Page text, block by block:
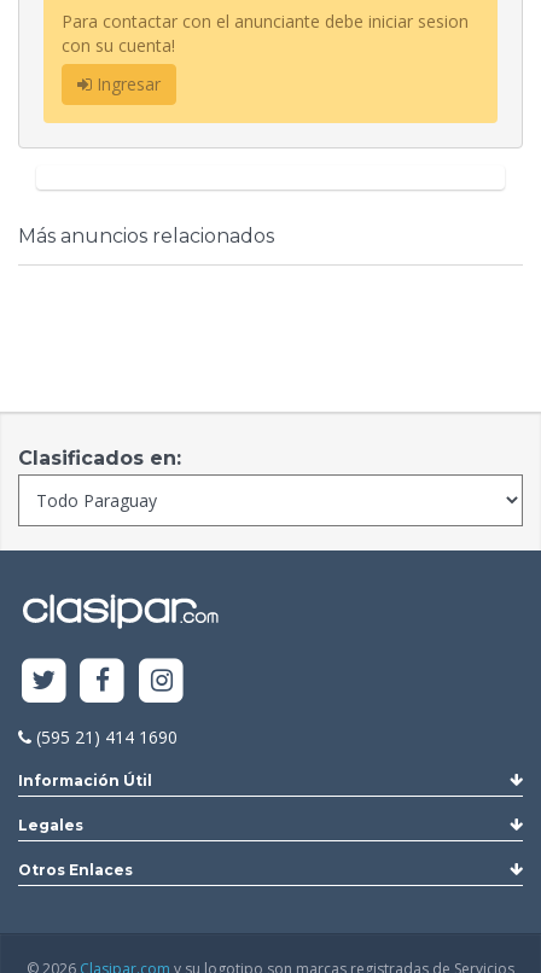
Para contactar con el anunciante debe iniciar sesion
con su cuenta!
Ingresar
Más anuncios relacionados
Clasificados en:
(595 21) 414 1690
Información Útil
Legales
Otros Enlaces
© 2026 Clasipar.com y su logotipo son marcas registradas de Servicios